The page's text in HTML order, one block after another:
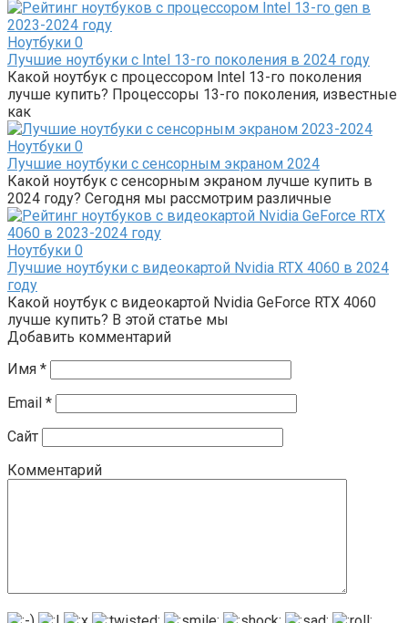
Ноутбуки 0
Лучшие ноутбуки с Intel 13-го поколения в 2024 году
Какой ноутбук с процессором Intel 13-го поколения
лучше купить? Процессоры 13-го поколения, известные
как
Ноутбуки 0
Лучшие ноутбуки с сенсорным экраном 2024
Какой ноутбук с сенсорным экраном лучше купить в
2024 году? Сегодня мы рассмотрим различные
Ноутбуки 0
Лучшие ноутбуки с видеокартой Nvidia RTX 4060 в 2024
году
Какой ноутбук с видеокартой Nvidia GeForce RTX 4060
лучше купить? В этой статье мы
Добавить комментарий
Имя *
Email *
Сайт
Комментарий